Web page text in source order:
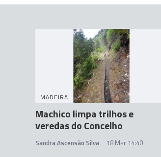
MADEIRA
Machico limpa trilhos e
veredas do Concelho
Sandra Ascensão Silva 18 Mar 14:40